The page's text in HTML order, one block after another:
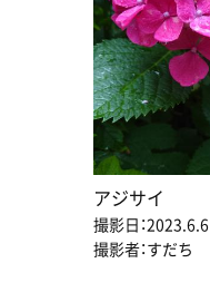
アジサイ
撮影日：2023.6.6
撮影者：すだち